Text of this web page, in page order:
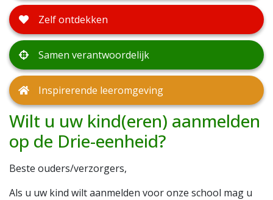
Zelf ontdekken
Samen verantwoordelijk
Inspirerende leeromgeving
Wilt u uw kind(eren) aanmelden
op de Drie-eenheid?
Beste ouders/verzorgers,
Als u uw kind wilt aanmelden voor onze school mag u